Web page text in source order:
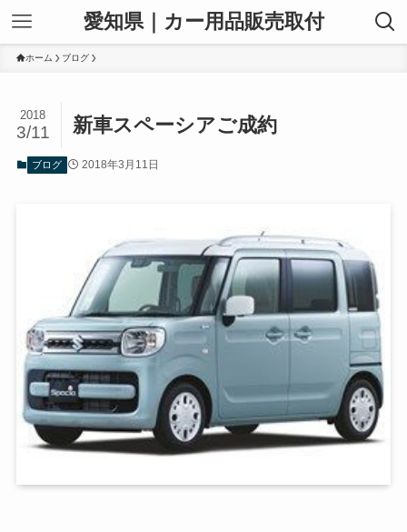
愛知県｜カー用品販売取付
ホーム ブログ
新車スペーシアご成約
2018
3/11
ブログ 2018年3月11日